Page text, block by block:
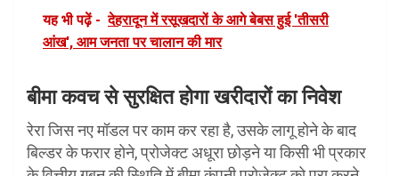
यह भी पढ़ें - देहरादून में रसूखदारों के आगे बेबस हुई 'तीसरी
आंख', आम जनता पर चालान की मार
बीमा कवच से सुरक्षित होगा खरीदारों का निवेश
रेरा जिस नए मॉडल पर काम कर रहा है, उसके लागू होने के बाद
बिल्डर के फरार होने, प्रोजेक्ट अधूरा छोड़ने या किसी भी प्रकार